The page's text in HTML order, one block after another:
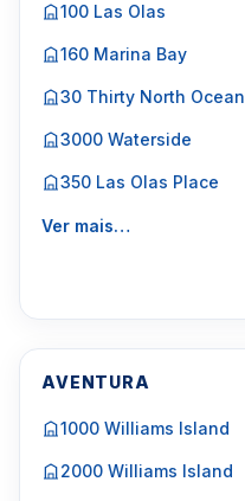
100 Las Olas
160 Marina Bay
30 Thirty North Ocean
3000 Waterside
350 Las Olas Place
Ver mais…
AVENTURA
1000 Williams Island
2000 Williams Island